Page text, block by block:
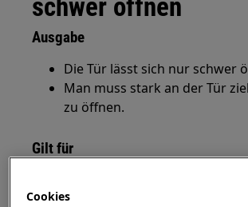
schwer öffnen
Ausgabe
Die Tür lässt sich nur schwer
Man muss stark an der Tür
zu öffnen.
Gilt für
Cookies